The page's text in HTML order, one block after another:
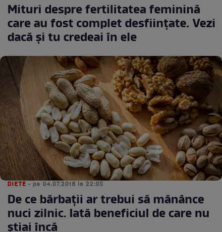
Mituri despre fertilitatea feminină
care au fost complet desfiinţate. Vezi
dacă și tu credeai în ele
DIETE • pe 04.07.2018 la 22:05
De ce bărbaţii ar trebui să mănânce
nuci zilnic. Iată beneficiul de care nu
ştiai încă